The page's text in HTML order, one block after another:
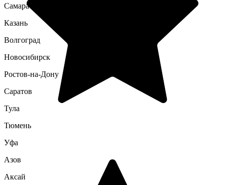
Самара
Казань
Волгоград
Новосибирск
Ростов-на-Дону
Саратов
Тула
Тюмень
Уфа
Азов
Аксай